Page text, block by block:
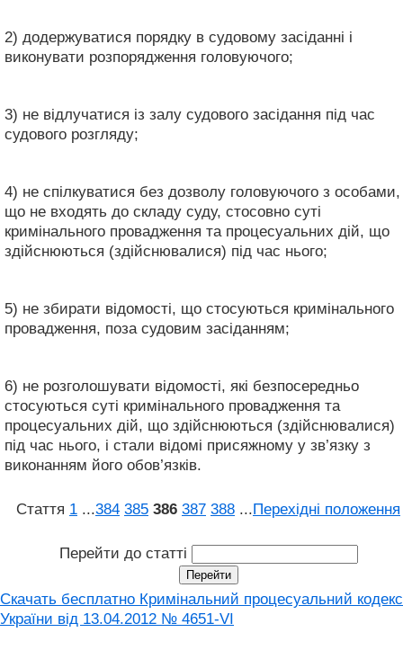
2) додержуватися порядку в судовому засіданні і
виконувати розпорядження головуючого;
3) не відлучатися із залу судового засідання під час
судового розгляду;
4) не спілкуватися без дозволу головуючого з особами,
що не входять до складу суду, стосовно суті
кримінального провадження та процесуальних дій, що
здійснюються (здійснювалися) під час нього;
5) не збирати відомості, що стосуються кримінального
провадження, поза судовим засіданням;
6) не розголошувати відомості, які безпосередньо
стосуються суті кримінального провадження та
процесуальних дій, що здійснюються (здійснювалися)
під час нього, і стали відомі присяжному у зв’язку з
виконанням його обов’язків.
Стаття 1 ...384 385 386 387 388 ...Перехідні положення
Перейти до статті
Скачать бесплатно Кримінальний процесуальний кодекс
України від 13.04.2012 № 4651-VI